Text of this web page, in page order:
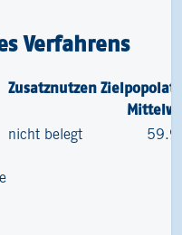
Verfahrens
Zusatznutzen
nicht belegt